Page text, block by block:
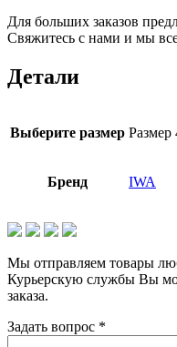
Для больших заказов
Свяжитесь с нами и мы
Детали
Выберите размер Размер
Бренд IWA
Мы отправляем товары
Курьерскую службы Вы
заказа.
Задать вопрос *